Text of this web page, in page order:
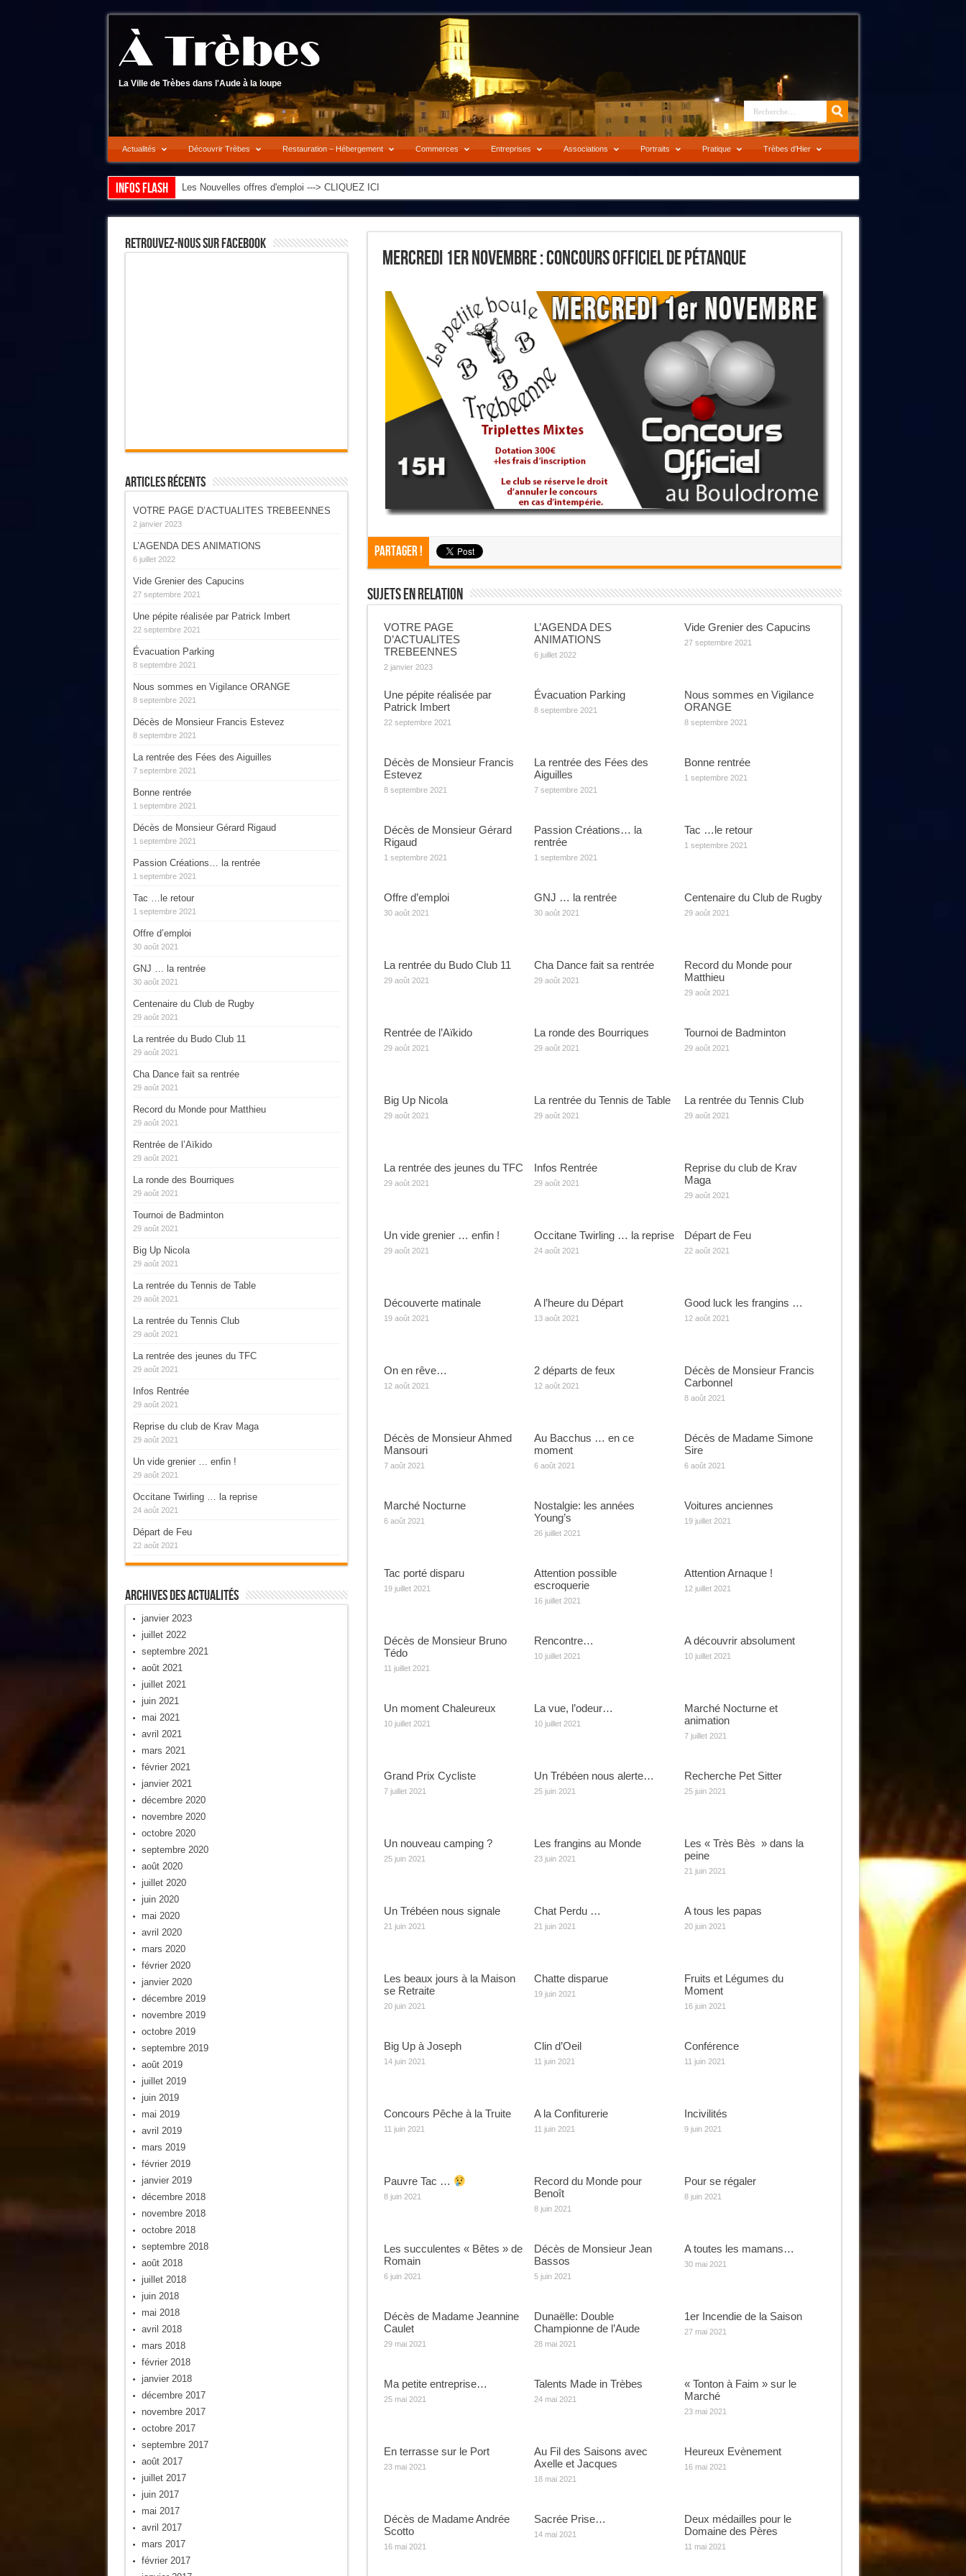
La Ville de Trèbes dans l'Aude à la loupe
Actualités Découvrir Trèbes Restauration – Hébergement Commerces Entreprises Associations Portraits Pratique Trèbes d’Hier
Infos flash Les Nouvelles offres d'emploi ---> CLIQUEZ ICI
Mercredi 1er Novembre : Concours Officiel De Pétanque
Partager !
Sujets En Relation
VOTRE PAGE
D’ACTUALITES
TREBEENNES
2 janvier 2023
L’AGENDA DES
ANIMATIONS
6 juillet 2022
Vide Grenier des Capucins
27 septembre 2021
Une pépite réalisée par
Patrick Imbert
22 septembre 2021
Évacuation Parking
8 septembre 2021
Nous sommes en Vigilance
ORANGE
8 septembre 2021
Décès de Monsieur Francis
Estevez
8 septembre 2021
La rentrée des Fées des
Aiguilles
7 septembre 2021
Bonne rentrée
1 septembre 2021
Décès de Monsieur Gérard
Rigaud
1 septembre 2021
Passion Créations… la
rentrée
1 septembre 2021
Tac …le retour
1 septembre 2021
Offre d’emploi
30 août 2021
GNJ … la rentrée
30 août 2021
Centenaire du Club de Rugby
29 août 2021
La rentrée du Budo Club 11
29 août 2021
Cha Dance fait sa rentrée
29 août 2021
Record du Monde pour
Matthieu
29 août 2021
Rentrée de l’Aïkido
29 août 2021
La ronde des Bourriques
29 août 2021
Tournoi de Badminton
29 août 2021
Big Up Nicola
29 août 2021
La rentrée du Tennis de Table
29 août 2021
La rentrée du Tennis Club
29 août 2021
La rentrée des jeunes du TFC
29 août 2021
Infos Rentrée
29 août 2021
Reprise du club de Krav
Maga
29 août 2021
Un vide grenier … enfin !
29 août 2021
Occitane Twirling … la reprise
24 août 2021
Départ de Feu
22 août 2021
Découverte matinale
19 août 2021
A l’heure du Départ
13 août 2021
Good luck les frangins …
12 août 2021
On en rêve…
12 août 2021
2 départs de feux
12 août 2021
Décès de Monsieur Francis
Carbonnel
8 août 2021
Décès de Monsieur Ahmed
Mansouri
7 août 2021
Au Bacchus … en ce
moment
6 août 2021
Décès de Madame Simone
Sire
6 août 2021
Marché Nocturne
6 août 2021
Nostalgie: les années
Young’s
26 juillet 2021
Voitures anciennes
19 juillet 2021
Tac porté disparu
19 juillet 2021
Attention possible
escroquerie
16 juillet 2021
Attention Arnaque !
12 juillet 2021
Décès de Monsieur Bruno
Tédo
11 juillet 2021
Rencontre…
10 juillet 2021
A découvrir absolument
10 juillet 2021
Un moment Chaleureux
10 juillet 2021
La vue, l’odeur…
10 juillet 2021
Marché Nocturne et
animation
7 juillet 2021
Grand Prix Cycliste
7 juillet 2021
Un Trébéen nous alerte…
25 juin 2021
Recherche Pet Sitter
25 juin 2021
Un nouveau camping ?
25 juin 2021
Les frangins au Monde
23 juin 2021
Les « Très Bès » dans la
peine
21 juin 2021
Un Trébéen nous signale
21 juin 2021
Chat Perdu …
21 juin 2021
A tous les papas
20 juin 2021
Les beaux jours à la Maison
se Retraite
20 juin 2021
Chatte disparue
19 juin 2021
Fruits et Légumes du
Moment
16 juin 2021
Big Up à Joseph
14 juin 2021
Clin d’Oeil
11 juin 2021
Conférence
11 juin 2021
Concours Pêche à la Truite
11 juin 2021
A la Confiturerie
11 juin 2021
Incivilités
9 juin 2021
Pauvre Tac …
8 juin 2021
Record du Monde pour
Benoît
8 juin 2021
Pour se régaler
8 juin 2021
Les succulentes « Bêtes » de
Romain
6 juin 2021
Décès de Monsieur Jean
Bassos
5 juin 2021
A toutes les mamans…
30 mai 2021
Décès de Madame Jeannine
Caulet
29 mai 2021
Dunaëlle: Double
Championne de l’Aude
28 mai 2021
1er Incendie de la Saison
27 mai 2021
Ma petite entreprise…
25 mai 2021
Talents Made in Trèbes
24 mai 2021
« Tonton à Faim » sur le
Marché
23 mai 2021
En terrasse sur le Port
23 mai 2021
Au Fil des Saisons avec
Axelle et Jacques
18 mai 2021
Heureux Evènement
16 mai 2021
Décès de Madame Andrée
Scotto
16 mai 2021
Sacrée Prise…
14 mai 2021
Deux médailles pour le
Domaine des Pères
11 mai 2021
Retrouvez-Nous Sur Facebook
Articles Récents
VOTRE PAGE D’ACTUALITES TREBEENNES
2 janvier 2023
L’AGENDA DES ANIMATIONS
6 juillet 2022
Vide Grenier des Capucins
27 septembre 2021
Une pépite réalisée par Patrick Imbert
22 septembre 2021
Évacuation Parking
8 septembre 2021
Nous sommes en Vigilance ORANGE
8 septembre 2021
Décès de Monsieur Francis Estevez
8 septembre 2021
La rentrée des Fées des Aiguilles
7 septembre 2021
Bonne rentrée
1 septembre 2021
Décès de Monsieur Gérard Rigaud
1 septembre 2021
Passion Créations… la rentrée
1 septembre 2021
Tac …le retour
1 septembre 2021
Offre d’emploi
30 août 2021
GNJ … la rentrée
30 août 2021
Centenaire du Club de Rugby
29 août 2021
La rentrée du Budo Club 11
29 août 2021
Cha Dance fait sa rentrée
29 août 2021
Record du Monde pour Matthieu
29 août 2021
Rentrée de l’Aïkido
29 août 2021
La ronde des Bourriques
29 août 2021
Tournoi de Badminton
29 août 2021
Big Up Nicola
29 août 2021
La rentrée du Tennis de Table
29 août 2021
La rentrée du Tennis Club
29 août 2021
La rentrée des jeunes du TFC
29 août 2021
Infos Rentrée
29 août 2021
Reprise du club de Krav Maga
29 août 2021
Un vide grenier … enfin !
29 août 2021
Occitane Twirling … la reprise
24 août 2021
Départ de Feu
22 août 2021
Archives Des Actualités
janvier 2023
juillet 2022
septembre 2021
août 2021
juillet 2021
juin 2021
mai 2021
avril 2021
mars 2021
février 2021
janvier 2021
décembre 2020
novembre 2020
octobre 2020
septembre 2020
août 2020
juillet 2020
juin 2020
mai 2020
avril 2020
mars 2020
février 2020
janvier 2020
décembre 2019
novembre 2019
octobre 2019
septembre 2019
août 2019
juillet 2019
juin 2019
mai 2019
avril 2019
mars 2019
février 2019
janvier 2019
décembre 2018
novembre 2018
octobre 2018
septembre 2018
août 2018
juillet 2018
juin 2018
mai 2018
avril 2018
mars 2018
février 2018
janvier 2018
décembre 2017
novembre 2017
octobre 2017
septembre 2017
août 2017
juillet 2017
juin 2017
mai 2017
avril 2017
mars 2017
février 2017